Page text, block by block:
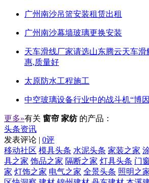
广州南沙吊篮安装租赁出租
广州南沙幕墙玻璃更换安装
天车滑线厂家请选山东腾云天车
惠,质量好
太原防水工程施工
中空玻璃设备行业中的战斗机“博
更多»有关 窗帘 家纺 的产品：
头条资讯
发表评论 | 0评
移动社区 模具头条 水泥头条 家装之家
具之家 饰品之家 隔断之家 灯具头条 门
家 灯饰之家 电气之家 全景头条 照明之